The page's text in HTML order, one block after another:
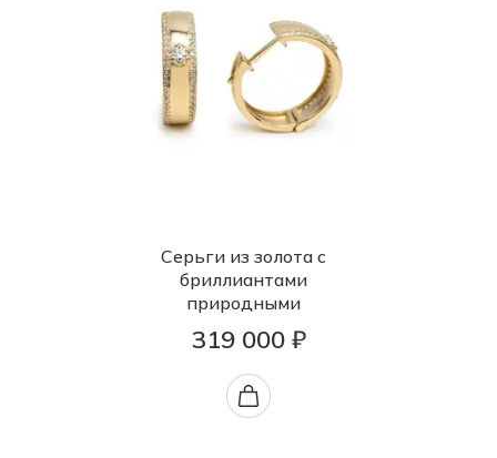
Серьги из золота с
бриллиантами
природными
319 000 ₽